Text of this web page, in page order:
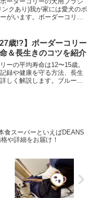
ンクあり)我が家には愛犬のボ
がいます。ボーダーコリー
毛期についてわかりやすく解
事はこち...
27歳!?】ボーダーコリー
＆長生きのコツを紹介
ーの平均寿命は12〜15歳。
録や健康を守る方法、長生
しく解説します。ブルーマ
食スーパーといえばDEANS
や詳細をお届け！